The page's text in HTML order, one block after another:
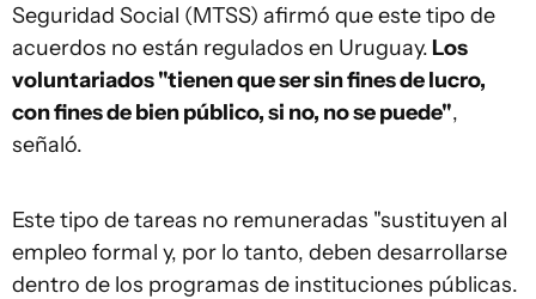
Seguridad Social (MTSS) afirmó que este tipo de
acuerdos no están regulados en Uruguay. Los
voluntariados "tienen que ser sin fines de lucro,
con fines de bien público, si no, no se puede",
señaló.
Este tipo de tareas no remuneradas "sustituyen al
empleo formal y, por lo tanto, deben desarrollarse
dentro de los programas de instituciones públicas.